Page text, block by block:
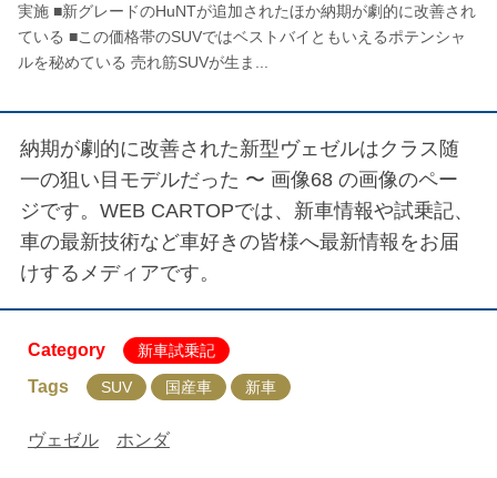
実施 ■新グレードのHuNTが追加されたほか納期が劇的に改善され
ている ■この価格帯のSUVではベストバイともいえるポテンシャ
ルを秘めている 売れ筋SUVが生ま...
納期が劇的に改善された新型ヴェゼルはクラス随
一の狙い目モデルだった 〜 画像68 の画像のペー
ジです。WEB CARTOPでは、新車情報や試乗記、
車の最新技術など車好きの皆様へ最新情報をお届
けするメディアです。
Category 新車試乗記
Tags SUV 国産車 新車
ヴェゼル ホンダ